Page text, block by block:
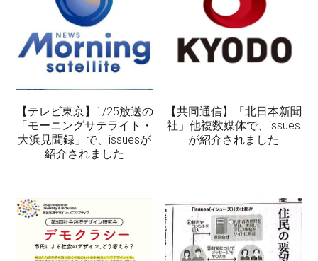
【テレビ東京】1/25放送の
「モーニングサテライト・
大浜見聞録」で、issuesが
紹介されました
【共同通信】「北日本新聞
社」他複数媒体で、issues
が紹介されました